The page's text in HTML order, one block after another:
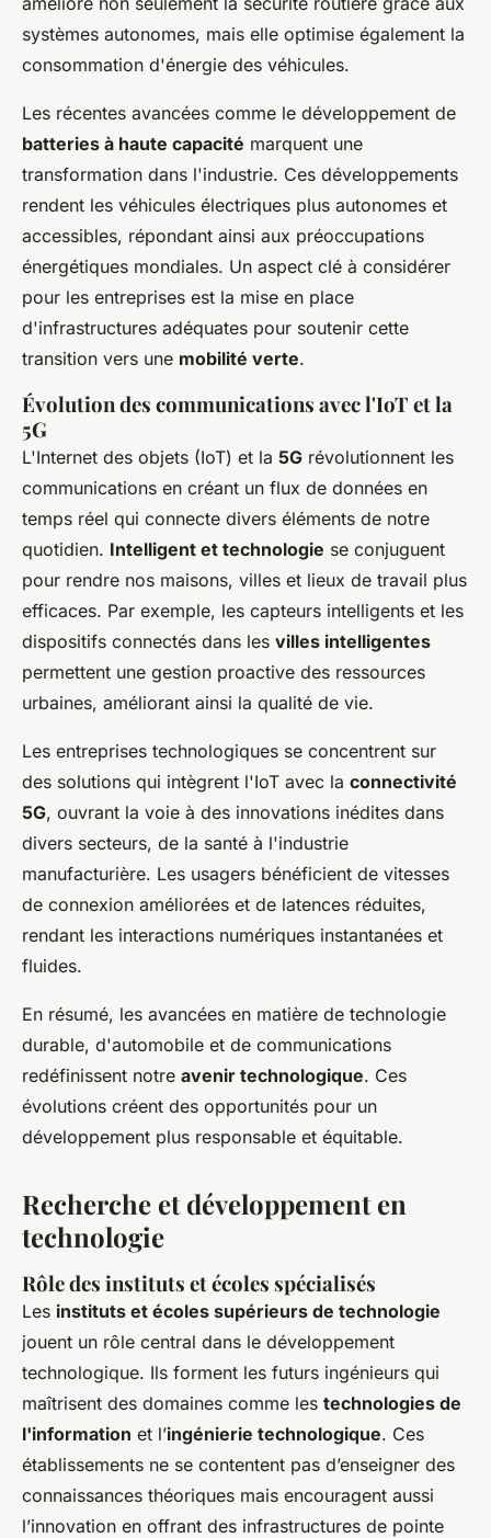
systèmes autonomes, mais elle optimise également la
consommation d'énergie des véhicules.
Les récentes avancées comme le développement de
batteries à haute capacité marquent une
transformation dans l'industrie. Ces développements
rendent les véhicules électriques plus autonomes et
accessibles, répondant ainsi aux préoccupations
énergétiques mondiales. Un aspect clé à considérer
pour les entreprises est la mise en place
d'infrastructures adéquates pour soutenir cette
transition vers une mobilité verte.
Évolution des communications avec l'IoT et la
5G
L'Internet des objets (IoT) et la 5G révolutionnent les
communications en créant un flux de données en
temps réel qui connecte divers éléments de notre
quotidien. Intelligent et technologie se conjuguent
pour rendre nos maisons, villes et lieux de travail plus
efficaces. Par exemple, les capteurs intelligents et les
dispositifs connectés dans les villes intelligentes
permettent une gestion proactive des ressources
urbaines, améliorant ainsi la qualité de vie.
Les entreprises technologiques se concentrent sur
des solutions qui intègrent l'IoT avec la connectivité
5G, ouvrant la voie à des innovations inédites dans
divers secteurs, de la santé à l'industrie
manufacturière. Les usagers bénéficient de vitesses
de connexion améliorées et de latences réduites,
rendant les interactions numériques instantanées et
fluides.
En résumé, les avancées en matière de technologie
durable, d'automobile et de communications
redéfinissent notre avenir technologique. Ces
évolutions créent des opportunités pour un
développement plus responsable et équitable.
Recherche et développement en
technologie
Rôle des instituts et écoles spécialisés
Les instituts et écoles supérieurs de technologie
jouent un rôle central dans le développement
technologique. Ils forment les futurs ingénieurs qui
maîtrisent des domaines comme les technologies de
l'information et l’ingénierie technologique. Ces
établissements ne se contentent pas d’enseigner des
connaissances théoriques mais encouragent aussi
l’innovation en offrant des infrastructures de pointe